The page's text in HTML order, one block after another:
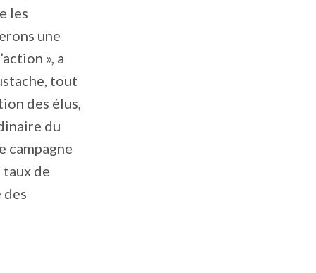
les
une
», a
tout
des élus,
du
campagne
de